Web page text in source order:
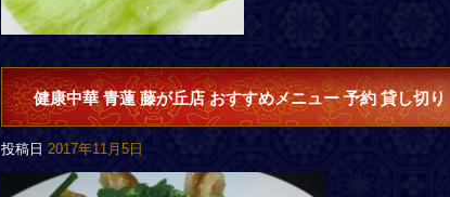
健康中華 青蓮 藤が丘店 おすすめメニュー 予約 貸し切り
投稿日 2017年11月5日